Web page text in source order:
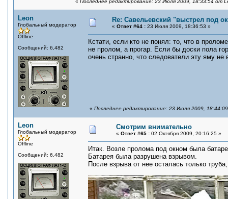
« Последнее редактирование: 23 Июля 2009, 18:33:54 от
Leon
Глобальный модератор
Offline
Сообщений: 6,482
Re: Савельевский "выстрел под
« Ответ #64 : 23 Июля 2009, 18:36:53 »
Кстати, если кто не понял: то, что в
не пролом, а прогар. Если бы доски пола
очень странно, что следователи эту яму
« Последнее редактирование: 23 Июля 2009,
Leon
Глобальный модератор
Offline
Сообщений: 6,482
Смотрим внимательно
« Ответ #65 : 02 Октября 2009, 20:16:25 »
Итак. Возле пролома под окном была
Батарея была разрушена взрывом.
После взрыва от нее осталась только